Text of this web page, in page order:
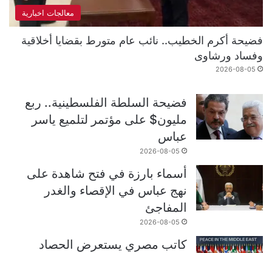
معالجات اخبارية
فضيحة أكرم الخطيب.. نائب عام متورط بقضايا أخلاقية
وفساد ورشاوى
2026-08-05
فضيحة السلطة الفلسطينية.. ربع
مليون$ على مؤتمر لتلميع ياسر
عباس
2026-08-05
أسماء بارزة في فتح شاهدة على
نهج عباس في الإقصاء والغدر
المفاجئ
2026-08-05
كاتب مصري يستعرض الحصاد